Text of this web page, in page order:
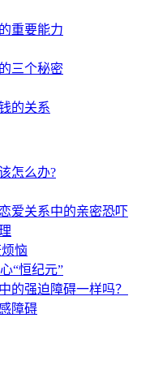
重要能力
三个秘密
的关系
怎么办?
爱关系中的亲密恐吓
恼
“恒纪元”
的强迫障碍一样吗？
障碍